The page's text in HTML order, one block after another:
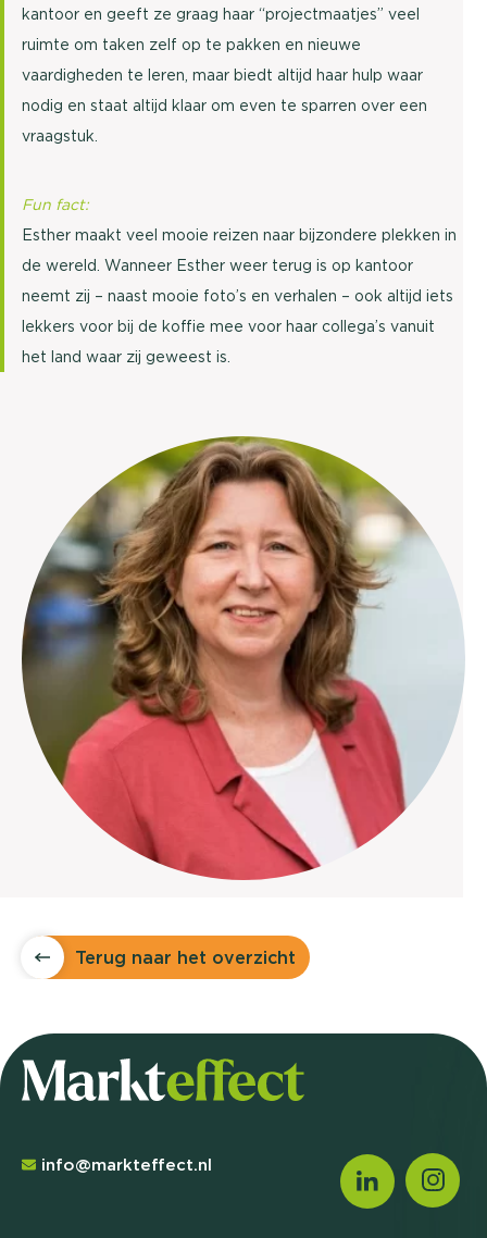
kantoor en geeft ze graag haar “projectmaatjes” veel
ruimte om taken zelf op te pakken en nieuwe
vaardigheden te leren, maar biedt altijd haar hulp waar
nodig en staat altijd klaar om even te sparren over een
vraagstuk.
Fun fact:
Esther maakt veel mooie reizen naar bijzondere plekken in
de wereld. Wanneer Esther weer terug is op kantoor
neemt zij – naast mooie foto’s en verhalen – ook altijd iets
lekkers voor bij de koffie mee voor haar collega’s vanuit
het land waar zij geweest is.
Terug naar het overzicht
info@markteffect.nl